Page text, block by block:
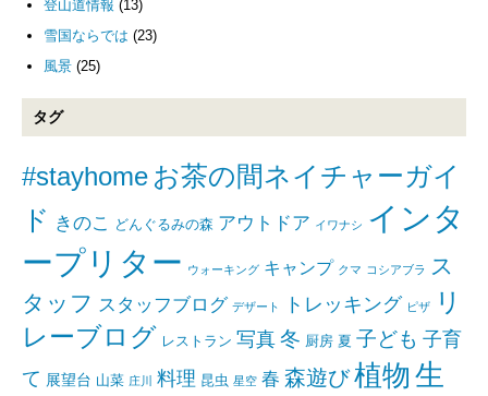
登山道情報 (13)
雪国ならでは (23)
風景 (25)
タグ
#stayhome お茶の間ネイチャーガイ
ド きのこ どんぐるみの森 アウトドア イワナシ インタ
ープリター ウォーキング キャンプ クマ コシアブラ
ス
タッフ スタッフブログ デザート トレッキング ピザ
リ
レーブログ レストラン 写真冬 厨房 夏 子ども 子育
て 展望台 山菜 庄川 料理 昆虫 星空 春 森遊び植物 生